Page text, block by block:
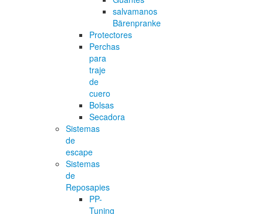
salvamanos
Bärenpranke
Protectores
Perchas
para
traje
de
cuero
Bolsas
Secadora
Sistemas
de
escape
Sistemas
de
Reposapies
PP-
Tuning